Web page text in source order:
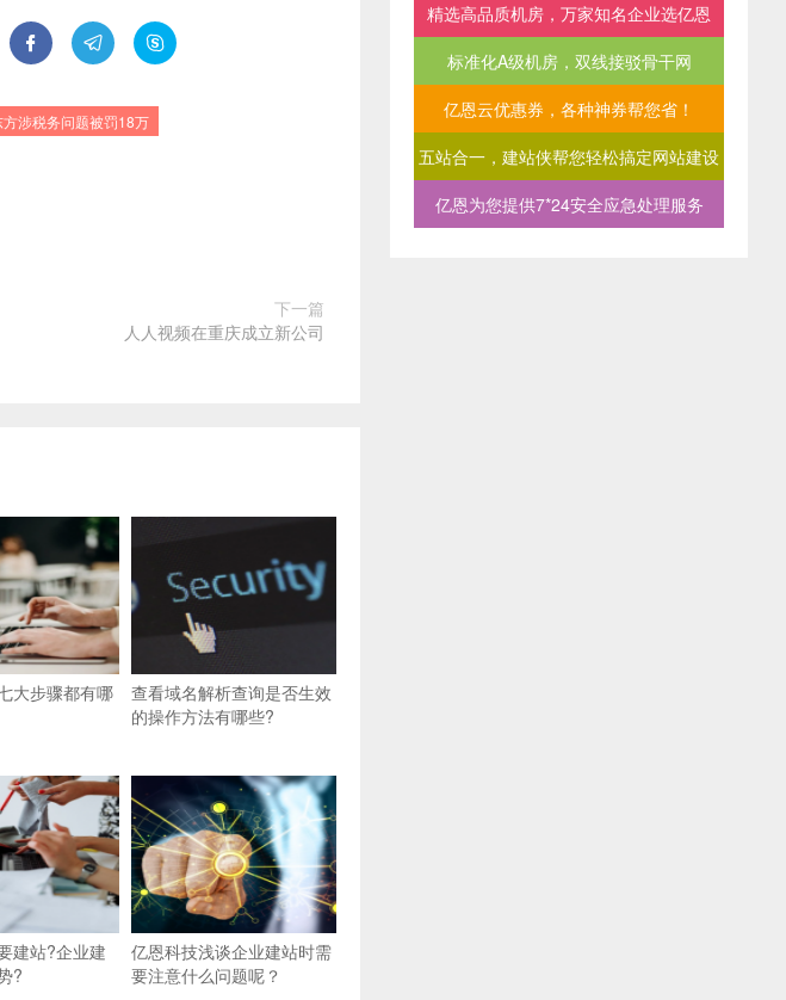
  
方涉税务问题被罚18万
下一篇
人人视频在重庆成立新公司
大步骤都有哪
查看域名解析查询是否生效
的操作方法有哪些?
建站?企业建
?
亿恩科技浅谈企业建站时需
要注意什么问题呢？
精选高品质机房，万家知名企业选亿恩
标准化A级机房，双线接驳骨干网
亿恩云优惠券，各种神券帮您省！
五站合一，建站侠帮您轻松搞定网站建设
亿恩为您提供7*24安全应急处理服务